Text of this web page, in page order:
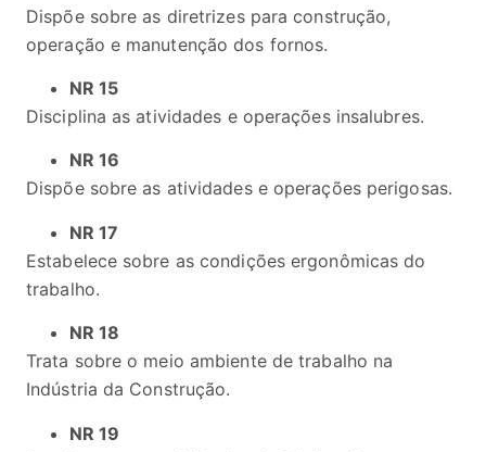
Dispõe sobre as diretrizes para construção,
operação e manutenção dos fornos.
NR 15
Disciplina as atividades e operações insalubres.
NR 16
Dispõe sobre as atividades e operações perigosas.
NR 17
Estabelece sobre as condições ergonômicas do
trabalho.
NR 18
Trata sobre o meio ambiente de trabalho na
Indústria da Construção.
NR 19